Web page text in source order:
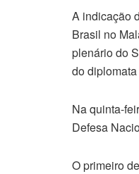
A indicação
Brasil no
plenário do
do
Na quinta-
Defesa
O primeiro